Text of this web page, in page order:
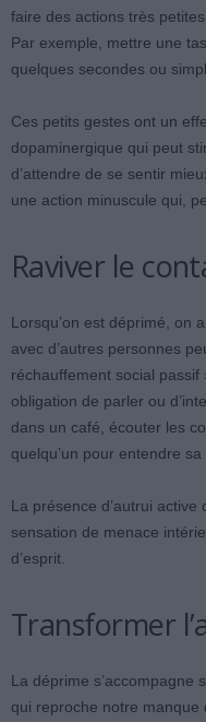
faire des actions très
Par exemple, mettre une
quelques secondes ou
Ces petits gestes ont un
dopaminergique qui peut
d’attendre de se sentir
une action minuscule qui,
Raviver le
Lorsqu’on est déprimé, on
avec d’autres personnes
réchauffement social passif
obligation de parler ou
dans un café, écouter les
quelqu’un pour entendre sa
La présence d’autrui
sensation de menace
d’esprit.
Transformer
La déprime s’accompagne
qui reproche notre manque